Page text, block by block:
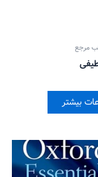
مرجع
بیشتر